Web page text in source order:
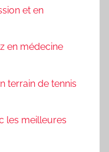
et en
en médecine
terrain de tennis
les meilleures